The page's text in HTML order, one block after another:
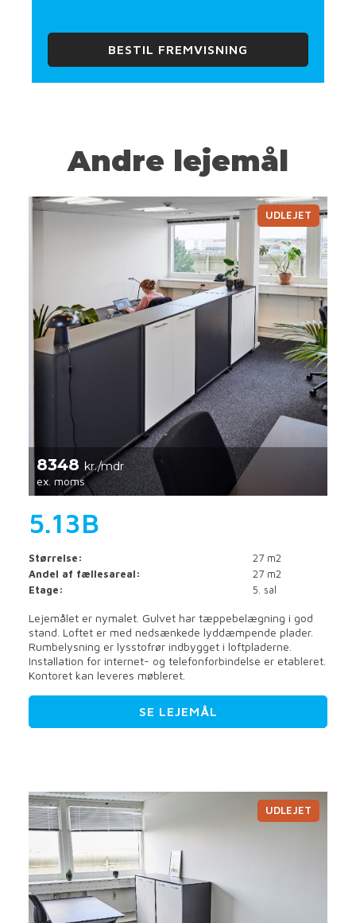
BESTIL FREMVISNING
Andre lejemål
UDLEJET
8348 kr./mdr
ex. moms
5.13B
Størrelse:
27 m2
Andel af fællesareal:
27 m2
Etage:
5. sal
Lejemålet er nymalet. Gulvet har tæppebelægning i god
stand. Loftet er med nedsænkede lyddæmpende plader.
Rumbelysning er lysstofrør indbygget i loftpladerne.
Installation for internet- og telefonforbindelse er etableret.
Kontoret kan leveres møbleret.
SE LEJEMÅL
UDLEJET